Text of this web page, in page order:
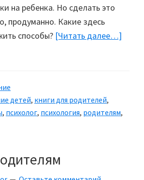
на ребенка. Но сделать это
продуманно. Какие здесь
способы? [Читать далее…]
детей, книги для родителей,
, психолог, психология, родителям,